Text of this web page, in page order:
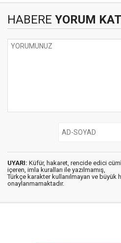
HABERE YORUM KAT
UYARI: Küfür, hakaret, rencide edici
içeren, imla kuralları ile yazılmamış,
Türkçe karakter kullanılmayan ve büyük
onaylanmamaktadır.